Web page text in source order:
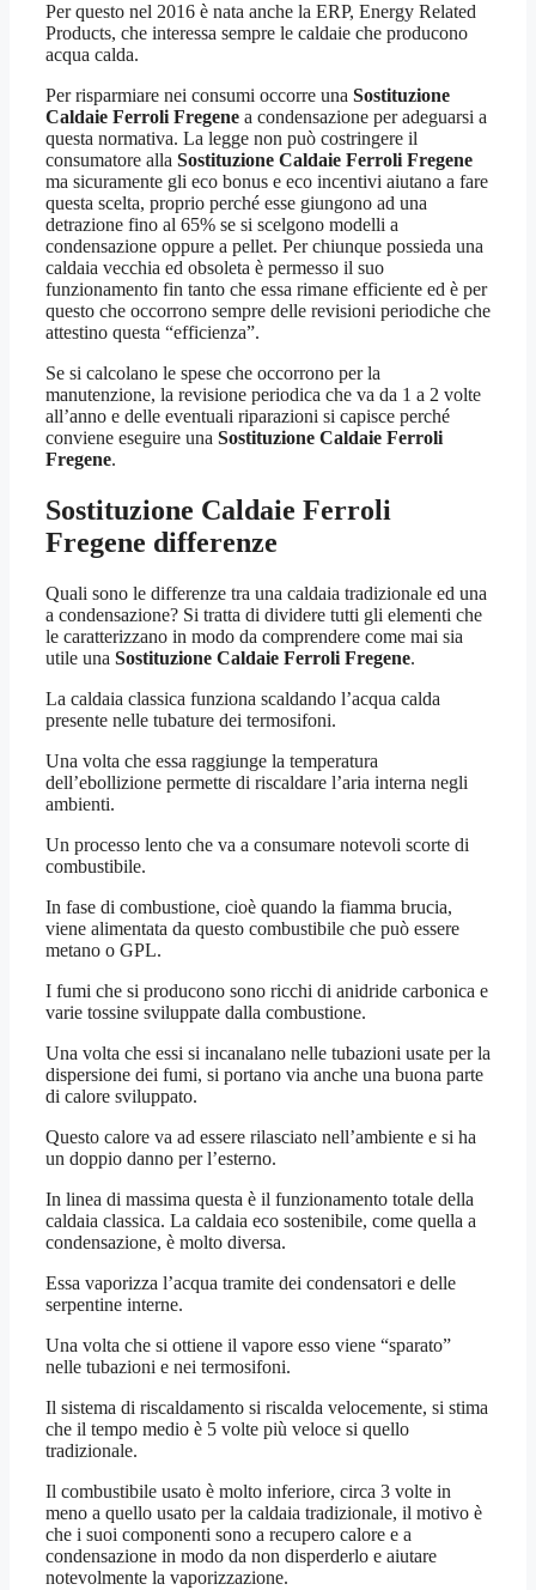
Per questo nel 2016 è nata anche la ERP, Energy Related
Products, che interessa sempre le caldaie che producono
acqua calda.
Per risparmiare nei consumi occorre una Sostituzione
Caldaie Ferroli Fregene a condensazione per adeguarsi a
questa normativa. La legge non può costringere il
consumatore alla Sostituzione Caldaie Ferroli Fregene
ma sicuramente gli eco bonus e eco incentivi aiutano a fare
questa scelta, proprio perché esse giungono ad una
detrazione fino al 65% se si scelgono modelli a
condensazione oppure a pellet. Per chiunque possieda una
caldaia vecchia ed obsoleta è permesso il suo
funzionamento fin tanto che essa rimane efficiente ed è per
questo che occorrono sempre delle revisioni periodiche che
attestino questa “efficienza”.
Se si calcolano le spese che occorrono per la
manutenzione, la revisione periodica che va da 1 a 2 volte
all’anno e delle eventuali riparazioni si capisce perché
conviene eseguire una Sostituzione Caldaie Ferroli
Fregene.
Sostituzione Caldaie Ferroli
Fregene differenze
Quali sono le differenze tra una caldaia tradizionale ed una
a condensazione? Si tratta di dividere tutti gli elementi che
le caratterizzano in modo da comprendere come mai sia
utile una Sostituzione Caldaie Ferroli Fregene.
La caldaia classica funziona scaldando l’acqua calda
presente nelle tubature dei termosifoni.
Una volta che essa raggiunge la temperatura
dell’ebollizione permette di riscaldare l’aria interna negli
ambienti.
Un processo lento che va a consumare notevoli scorte di
combustibile.
In fase di combustione, cioè quando la fiamma brucia,
viene alimentata da questo combustibile che può essere
metano o GPL.
I fumi che si producono sono ricchi di anidride carbonica e
varie tossine sviluppate dalla combustione.
Una volta che essi si incanalano nelle tubazioni usate per la
dispersione dei fumi, si portano via anche una buona parte
di calore sviluppato.
Questo calore va ad essere rilasciato nell’ambiente e si ha
un doppio danno per l’esterno.
In linea di massima questa è il funzionamento totale della
caldaia classica. La caldaia eco sostenibile, come quella a
condensazione, è molto diversa.
Essa vaporizza l’acqua tramite dei condensatori e delle
serpentine interne.
Una volta che si ottiene il vapore esso viene “sparato”
nelle tubazioni e nei termosifoni.
Il sistema di riscaldamento si riscalda velocemente, si stima
che il tempo medio è 5 volte più veloce si quello
tradizionale.
Il combustibile usato è molto inferiore, circa 3 volte in
meno a quello usato per la caldaia tradizionale, il motivo è
che i suoi componenti sono a recupero calore e a
condensazione in modo da non disperderlo e aiutare
notevolmente la vaporizzazione.